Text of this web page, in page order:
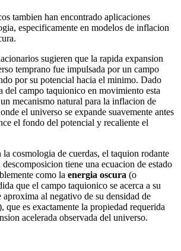
tambien han encontrado aplicaciones
especificamente en modelos de inflacion
sugieren que la rapida expansion
temprano fue impulsada por un campo
por su potencial hacia el minimo. Dado
del campo taquionico en movimiento esta
mecanismo natural para la inflacion de
el universo se expande suavemente antes
el fondo del potencial y recaliente el
la cosmologia de cuerdas, el taquion rodante
tiene una ecuacion de estado
como la energia oscura (o
que el campo taquionico se acerca a su
al negativo de su densidad de
que es exactamente la propiedad requerida
acelerada observada del universo.